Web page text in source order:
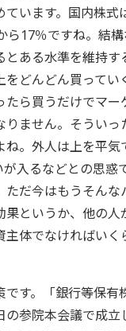
ています。国内株式
17％ですね。結構
ある水準を維持す
をどんどん買ってい
たら買うだけでマー
りません。そういっ
ね。外人は上を平気
入るなどとの思惑
だ今はもうそんな
果というか、他の人
主体でなければいく
す。「銀行等保有
の参院本会議で成立